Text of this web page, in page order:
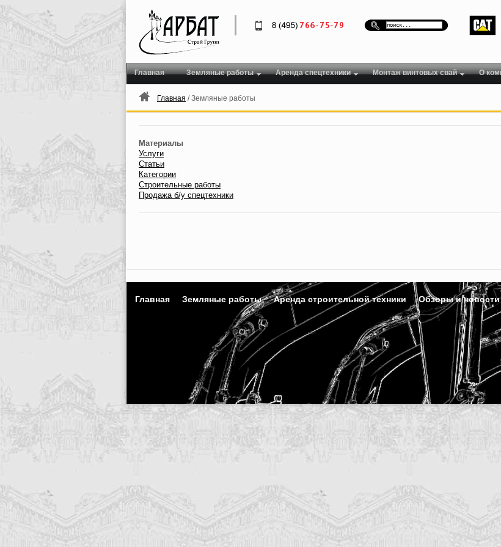
Главная Земляные работы Аренда спецтехники Монтаж винтовых свай О
Главная / Земляные работы
Материалы
Услуги
Статьи
Категории
Строительные работы
Продажа б/у спецтехники
Главная Земляные работы Аренда строительной техники Обзоры и новости